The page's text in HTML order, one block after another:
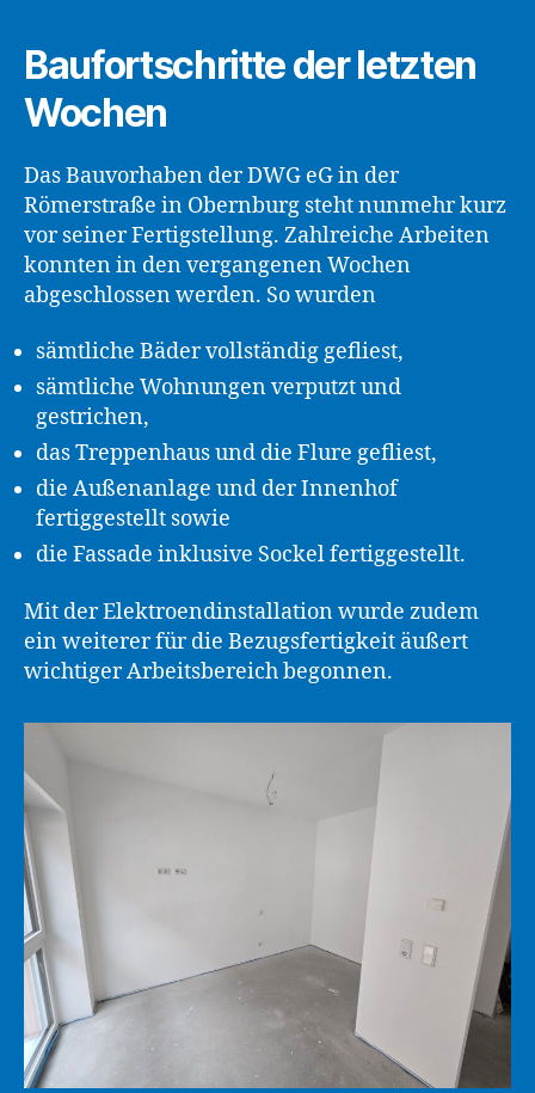
Baufortschritte der letzten
Wochen
Das Bauvorhaben der DWG eG in der
Römerstraße in Obernburg steht nunmehr kurz
vor seiner Fertigstellung. Zahlreiche Arbeiten
konnten in den vergangenen Wochen
abgeschlossen werden. So wurden
sämtliche Bäder vollständig gefliest,
sämtliche Wohnungen verputzt und
gestrichen,
das Treppenhaus und die Flure gefliest,
die Außenanlage und der Innenhof
fertiggestellt sowie
die Fassade inklusive Sockel fertiggestellt.
Mit der Elektroendinstallation wurde zudem
ein weiterer für die Bezugsfertigkeit äußert
wichtiger Arbeitsbereich begonnen.